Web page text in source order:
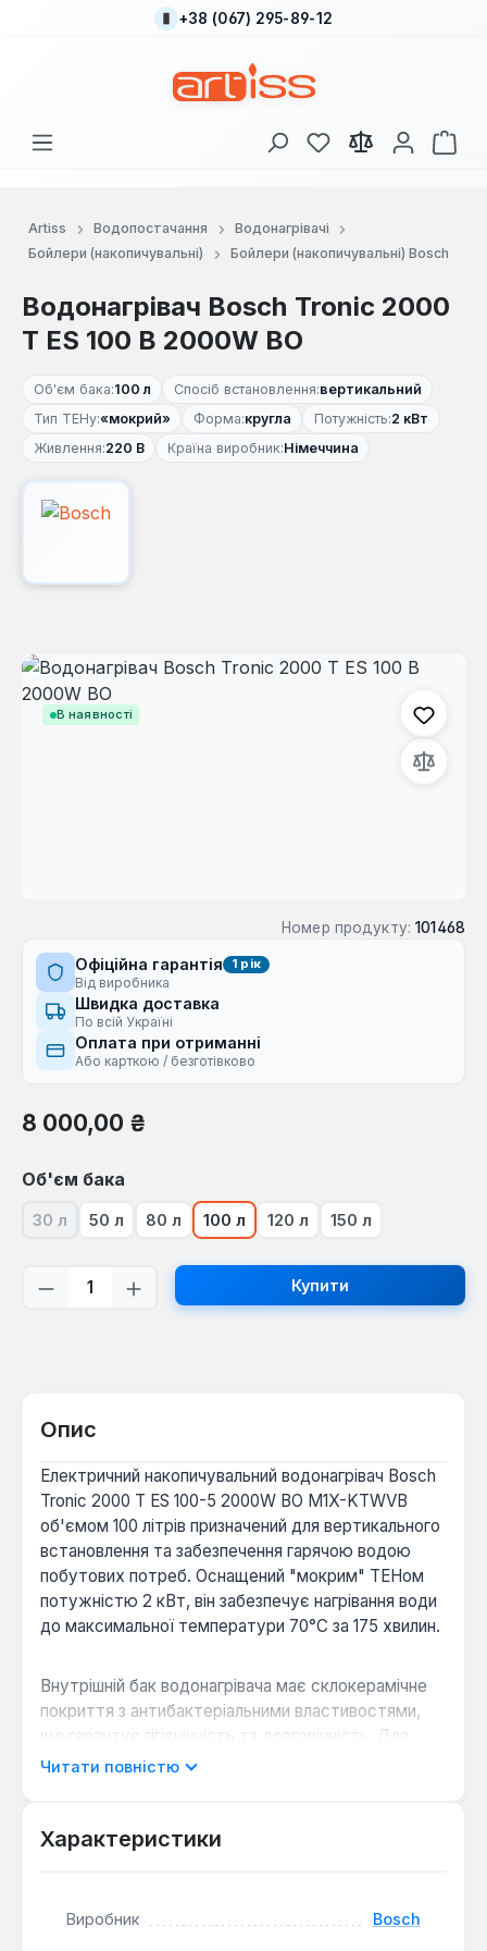
Перейти до основного вмісту
+38 (067) 295-89-12
У вас є 0 у списку
Artiss Водопостачання
Водонагрівачі
Бойлери (накопичувальні)
Бойлери (накопичувальні) Bosch
Водонагрівач Bosch Tronic 2000
T ES 100 B 2000W BO
Об'єм бака:100 л Спосіб встановлення:вертикальний
Тип ТЕНу:«мокрий» Форма:кругла Потужність:2 кВт
Живлення:220 В Країна виробник:Німеччина
В наявності
Пропустити галерею зображень
Номер продукту: 101468
Офіційна гарантія 1 рік
Від виробника
Швидка доставка
По всій Україні
Оплата при отриманні
Або карткою / безготівково
Звичайна ціна:
8 000,00 ₴
Виберіть
Об'єм бака
30 л(Ця опція наразі недоступна.)
50 л 80 л 100 л 120 л 150 л
Кількість товару: Введіть потрібну
Купити
Опис
Електричний накопичувальний водонагрівач Bosch
Tronic 2000 T ES 100-5 2000W BO M1X-KTWVB
об'ємом 100 літрів призначений для вертикального
встановлення та забезпечення гарячою водою
побутових потреб. Оснащений "мокрим" ТЕНом
потужністю 2 кВт, він забезпечує нагрівання води
до максимальної температури 70°С за 175 хвилин.
Внутрішній бак водонагрівача має склокерамічне
покриття з антибактеріальними властивостями,
що гарантує гігієнічність та довговічність. Для
додаткового захисту від корозії передбачений
втрати, сприяючи економії електроенергії.
покриття бака та збільшений магнієвий анод
Читати повністю
Характеристики
Виробник Bosch